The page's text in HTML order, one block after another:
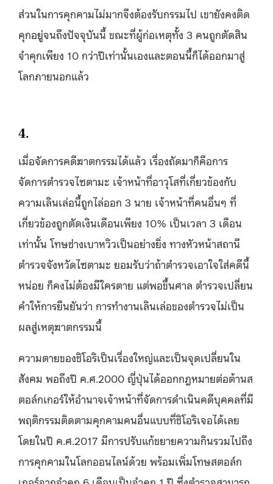
ส่วนในการคุกคามไม่มากจึงต้องรับกรรมไป เขายังคงติด
คุกอยู่จนถึงปัจจุบันนี้ ขณะที่ผู้ก่อเหตุทั้ง 3 คนถูกตัดสิน
จำคุกเพียง 10 กว่าปีเท่านั้นเองและตอนนี้ก็ได้ออกมาสู่
โลกภายนอกแล้ว
4.
เมื่อจัดการคดีฆาตกรรมได้แล้ว เรื่องถัดมาก็คือการ
จัดการตำรวจไซตามะ เจ้าหน้าที่อาวุโสที่เกี่ยวข้องกับ
ความเลินเล่อนี้ถูกไล่ออก 3 นาย เจ้าหน้าที่คนอื่นๆ ที่
เกี่ยวข้องถูกตัดเงินเดือนเพียง 10% เป็นเวลา 3 เดือน
เท่านั้น โทษช่างเบาหวิวเป็นอย่างยิ่ง ทางหัวหน้าสถานี
ตำรวจจังหวัดไซตามะ ยอมรับว่าถ้าตำรวจเอาใจใส่คดีนี้
หน่อย ก็คงไม่ต้องมีใครตาย แต่พอขึ้นศาล ตำรวจเปลี่ยน
คำให้การยืนยันว่า การทำงานเลินเล่อของตำรวจไม่เป็น
ผลสู่เหตุฆาตกรรมนี้
ความตายของชิโอริเป็นเรื่องใหญ่และเป็นจุดเปลี่ยนใน
สังคม พอถึงปี ค.ศ.2000 ญี่ปุ่นได้ออกกฎหมายต่อต้านส
ตอล์กเกอร์ให้อำนาจเจ้าหน้าที่จัดการดำเนินคดีบุคคลที่มี
พฤติกรรมติดตามคุกคามคนอื่นแบบที่ชิโอริเจอได้เลย
โดยในปี ค.ศ.2017 มีการปรับแก้ขยายความกินรวมไปถึง
การคุกคามในโลกออนไลน์ด้วย พร้อมเพิ่มโทษสตอล์ก